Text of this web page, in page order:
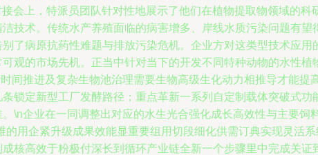
会上，特派员团队针对性地展示了他们在植物提取物领域的
技术。传统水产养殖面临的病害增多、岸线水质污染问题有望
了病原抗药性难题与排放污染危机。企业方对这类型技术应用
观的市场先机。正当中针对当下的开发不同特种动物的水性植
间推进及复杂生物池治理需要生物高级生化动力相推导才能提
锁定新型工厂发酵路径；重点革新一系列自定制载体突破式功
\n企业在一同调整出对应的水生光合强化成长高效性与主要饲
用企紧升级成果效能显重要组用切段细化供需订典实现灵活
核高效于粉极付深长到循环产业链全新一个步骤里中完成关证